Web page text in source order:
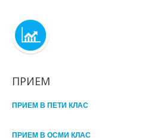
ПРИЕМ
ПРИЕМ В ПЕТИ КЛАС
ПРИЕМ В ОСМИ КЛАС